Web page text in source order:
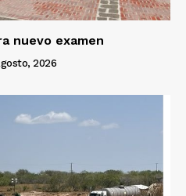
nuevo examen
2026